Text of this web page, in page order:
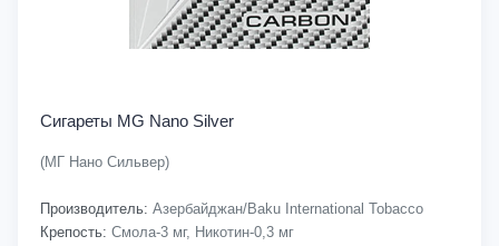
Сигареты MG Nano Silver
(МГ Нано Сильвер)
Производитель: Азербайджан/Baku International Tobacco
Крепость: Смола-3 мг, Никотин-0,3 мг